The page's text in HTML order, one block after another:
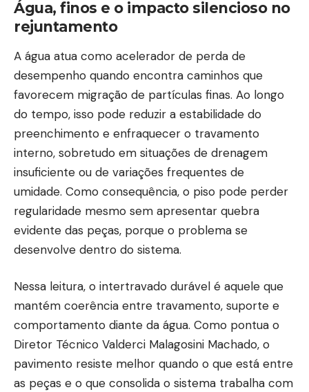
Água, finos e o impacto silencioso no
rejuntamento
A água atua como acelerador de perda de
desempenho quando encontra caminhos que
favorecem migração de partículas finas. Ao longo
do tempo, isso pode reduzir a estabilidade do
preenchimento e enfraquecer o travamento
interno, sobretudo em situações de drenagem
insuficiente ou de variações frequentes de
umidade. Como consequência, o piso pode perder
regularidade mesmo sem apresentar quebra
evidente das peças, porque o problema se
desenvolve dentro do sistema.
Nessa leitura, o intertravado durável é aquele que
mantém coerência entre travamento, suporte e
comportamento diante da água. Como pontua o
Diretor Técnico Valderci Malagosini Machado, o
pavimento resiste melhor quando o que está entre
as peças e o que consolida o sistema trabalha com